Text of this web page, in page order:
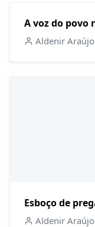
A voz do povo
Aldenir Araújo
Esboço de
Aldenir Araújo